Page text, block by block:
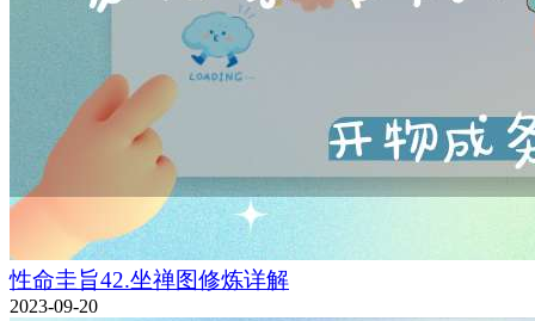
性命圭旨42.坐禅图修炼详解
2023-09-20